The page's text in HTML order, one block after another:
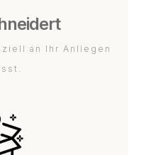
an Ihr Anliegen